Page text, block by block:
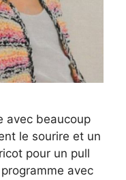
avec beaucoup
le sourire et un
pour un pull
avec